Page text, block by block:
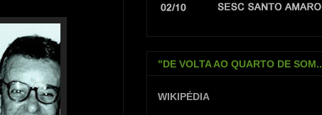
"DE VOLTA AO QUARTO DE
WIKIPÉDIA